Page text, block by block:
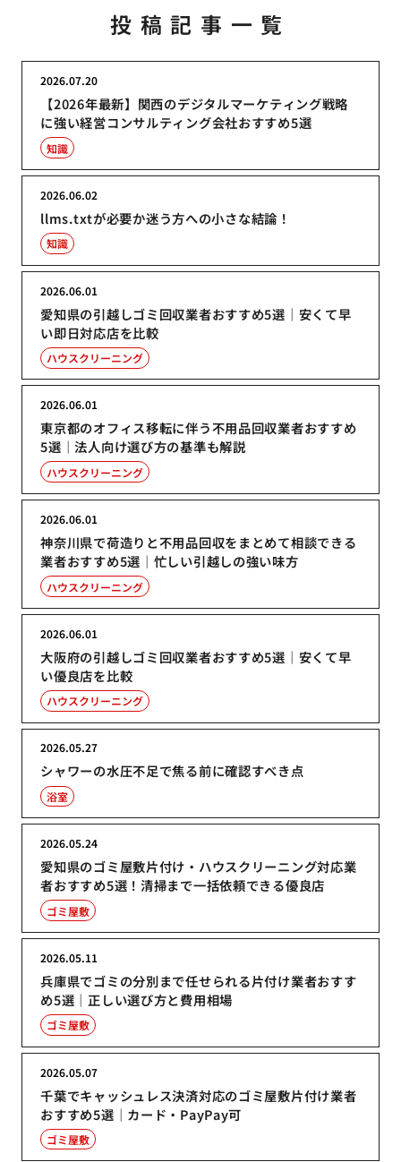
投稿記事一覧
【2026年最新】関西のデジタルマーケティング戦略
に強い経営コンサルティング会社おすすめ5選
2026.07.20
知識
llms.txtが必要か迷う方への小さな結論！
2026.06.02
知識
愛知県の引越しゴミ回収業者おすすめ5選｜安くて早
い即日対応店を比較
2026.06.01
ハウスクリーニング
東京都のオフィス移転に伴う不用品回収業者おすすめ
5選｜法人向け選び方の基準も解説
2026.06.01
ハウスクリーニング
神奈川県で荷造りと不用品回収をまとめて相談できる
業者おすすめ5選｜忙しい引越しの強い味方
2026.06.01
ハウスクリーニング
大阪府の引越しゴミ回収業者おすすめ5選｜安くて早
い優良店を比較
2026.06.01
ハウスクリーニング
シャワーの水圧不足で焦る前に確認すべき点
2026.05.27
浴室
愛知県のゴミ屋敷片付け・ハウスクリーニング対応業
者おすすめ5選！清掃まで一括依頼できる優良店
2026.05.24
ゴミ屋敷
兵庫県でゴミの分別まで任せられる片付け業者おすす
め5選｜正しい選び方と費用相場
2026.05.11
ゴミ屋敷
千葉でキャッシュレス決済対応のゴミ屋敷片付け業者
おすすめ5選｜カード・PayPay可
2026.05.07
ゴミ屋敷